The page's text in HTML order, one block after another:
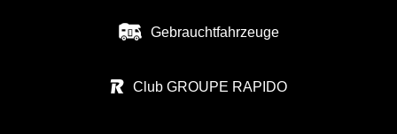
Gebrauchtfahrzeuge
Club GROUPE RAPIDO